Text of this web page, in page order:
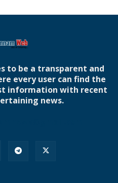
to be a transparent and
every user can find the
information with recent
news.